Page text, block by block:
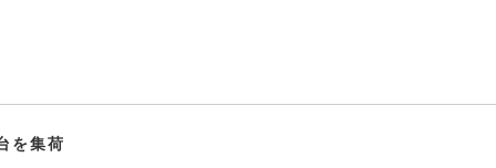
を集荷